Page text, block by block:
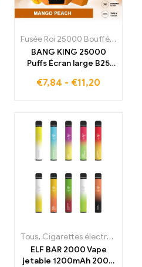
Cigarettes électroniques jetables
Fusée Roi 25000 Bouffées
BANG KING 25000
Puffs Écran large B25
Explosion exotique
€7,84 - €11,20
,Cigarettes électroniques
Tous, Cigarettes électroniques jetables
ELF BAR 2000 Vape
jetable 1200mAh 2000